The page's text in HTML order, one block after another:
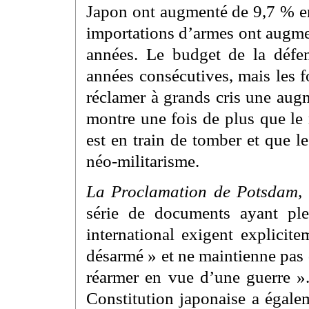
Japon ont augmenté de 9,7 %
importations d’armes ont
années. Le budget de la
années consécutives, mais les
réclamer à grands cris une
montre une fois de plus que
est en train de tomber et que
néo-militarisme.
La Proclamation de
série de documents ayant
international exigent
désarmé » et ne maintienne
réarmer en vue d’une guerre
Constitution japonaise a